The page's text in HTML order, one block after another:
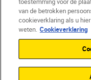
KWALITEIT
van de betrokken
cookieverklaring als u
weten. Cookieverklaring